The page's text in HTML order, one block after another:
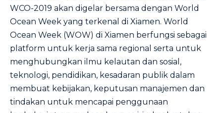
WCO-2019 akan digelar bersama dengan World
Ocean Week yang terkenal di Xiamen. World
Ocean Week (WOW) di Xiamen berfungsi sebagai
platform untuk kerja sama regional serta untuk
menghubungkan ilmu kelautan dan sosial,
teknologi, pendidikan, kesadaran publik dalam
membuat kebijakan, keputusan manajemen dan
tindakan untuk mencapai penggunaan